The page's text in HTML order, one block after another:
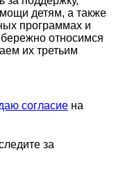
детям, а также
программах и
относимся
их третьим
согласие на
за